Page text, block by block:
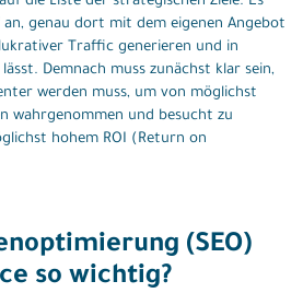
genau dort mit dem eigenen Angebot
Traffic generieren und in
Demnach muss zunächst klar sein,
werden muss, um von möglichst
wahrgenommen und besucht zu
hohem ROI (Return on
(SEO)
so wichtig?